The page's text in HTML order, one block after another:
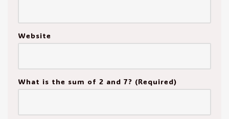
Website
What is the sum of 2 and 7? (Required)